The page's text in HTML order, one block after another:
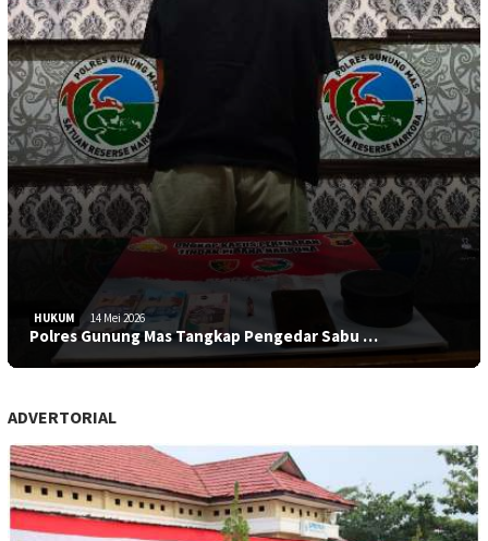
HUKUM 14 Mei 2026
Polres Gunung Mas Tangkap Pengedar Sabu …
ADVERTORIAL